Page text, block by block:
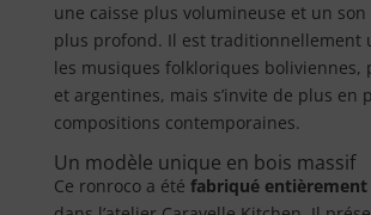
une caisse plus volumineuse et un son
plus profond. Il est traditionnellement
les musiques folkloriques boliviennes,
et argentines, mais s’invite de plus en
compositions contemporaines.
Un modèle unique en bois massif
Ce ronroco a été fabriqué entièrement